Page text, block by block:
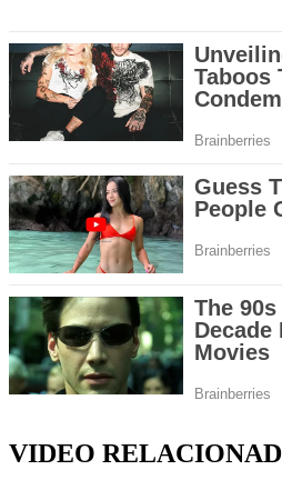
VIDEO